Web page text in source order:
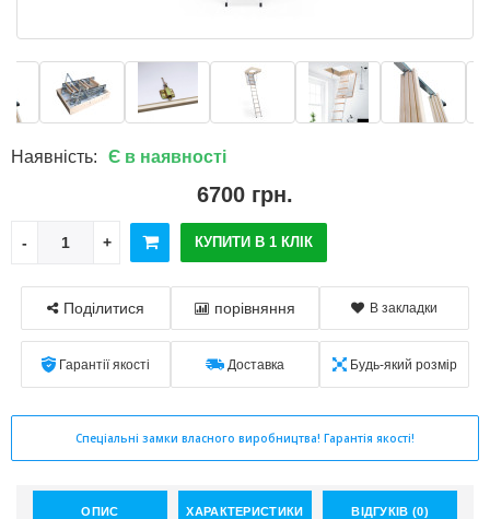
Наявність: Є в наявності
6700 грн.
КУПИТИ В 1 КЛІК
Поділитися порівняння В закладки
Гарантії якості Доставка Будь-який розмір
Спеціальні замки власного виробництва! Гарантія якості!
ОПИС ХАРАКТЕРИСТИКИ ВІДГУКІВ (0)